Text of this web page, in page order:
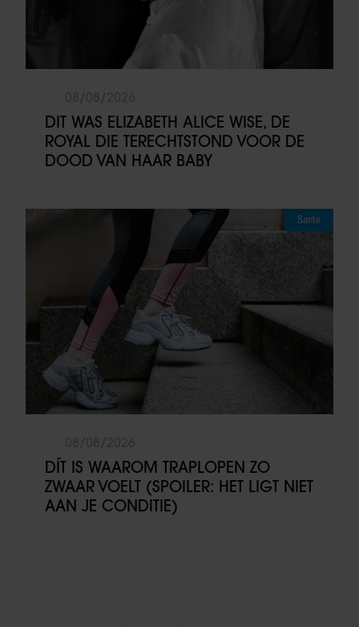
DIT WAS ELIZABETH ALICE WISE, DE
ROYAL DIE TERECHTSTOND VOOR DE
DOOD VAN HAAR BABY
Sante
DÍT IS WAAROM TRAPLOPEN ZO
ZWAAR VOELT (SPOILER: HET LIGT NIET
AAN JE CONDITIE)